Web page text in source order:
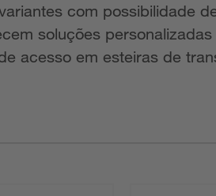
com possibilidade
soluções
acesso em esteiras de